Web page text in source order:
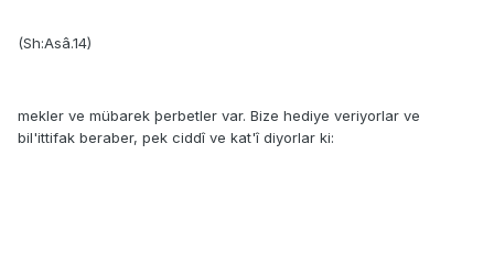
(Sh:Asâ.14)
mekler ve mübarek þerbetler var. Bize hediye veriyorlar ve
bil'ittifak beraber, pek ciddî ve kat'î diyorlar ki: